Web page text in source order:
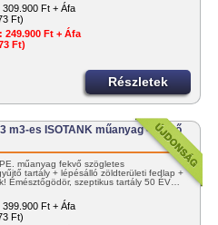
309.900 Ft + Áfa
Ft)
249.900 Ft + Áfa
Ft)
Részletek
m3-es ISOTANK műanyag - fekvő
műanyag fekvő szögletes
tartály + lépésálló zöldterületi fedlap +
Emésztőgödör, szeptikus tartály 50 ÉV…
399.900 Ft + Áfa
Ft)